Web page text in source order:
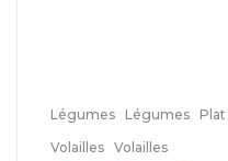
Légumes Légumes Plat
Volailles Volailles